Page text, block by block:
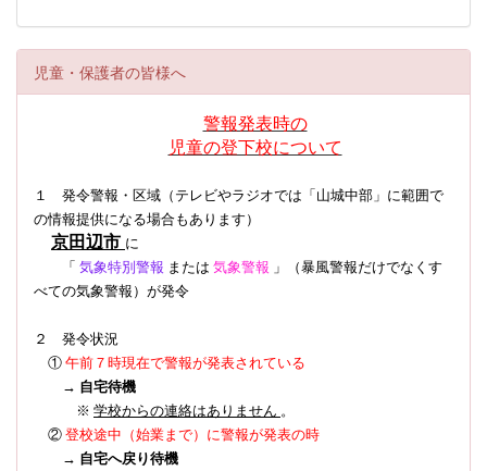
児童・保護者の皆様へ
警報発表時の
児童の登下校について
１ 発令警報・区域（テレビやラジオでは「山城中部」に範囲で
の情報提供になる場合もあります）
京田辺市 に
「 気象特別警報 または 気象警報 」（暴風警報だけでなくす
べての気象警報） が発令
２ 発令状況
① 午前７時現在で警報が発表されている
→ 自宅待機
※ 学校からの連絡はありません 。
② 登校途中（始業まで）に警報が発表の時
→ 自宅へ戻り待機